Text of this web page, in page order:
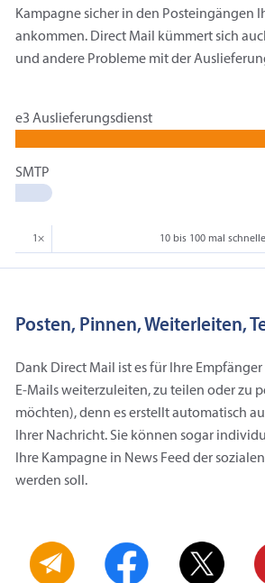
Kampagne sicher in den Posteingängen
ankommen. Direct Mail kümmert sich
und andere Probleme mit der
e3 Auslieferungsdienst
SMTP
1× 10 bis 100 mal
Posten, Pinnen, Weiterleiten,
Dank Direct Mail ist es für Ihre
E‑Mails weiterzuleiten, zu teilen oder zu
möchten), denn es erstellt automatisch
Ihrer Nachricht. Sie können sogar
Ihre Kampagne in News Feed der
werden soll.